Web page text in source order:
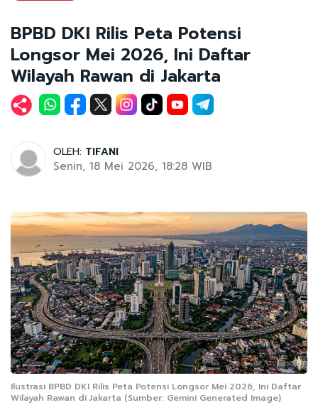
BPBD DKI Rilis Peta Potensi
Longsor Mei 2026, Ini Daftar
Wilayah Rawan di Jakarta
OLEH: TIFANI
Senin, 18 Mei 2026, 18:28 WIB
Ilustrasi BPBD DKI Rilis Peta Potensi Longsor Mei 2026, Ini Daftar
Wilayah Rawan di Jakarta (Sumber: Gemini Generated Image)